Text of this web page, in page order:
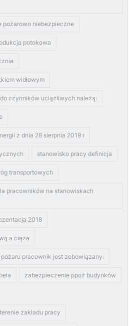
pożarowo niebezpieczne
potokowa
widłowym
czynników uciążliwych należą:
z dnia 28 sierpnia 2019 r
stanowisko pracy definicja
transportowych
pracowników na stanowiskach
2018
a ciąża
pracownik jest zobowiązany:
zabezpieczenie ppoż budynków
zakładu pracy